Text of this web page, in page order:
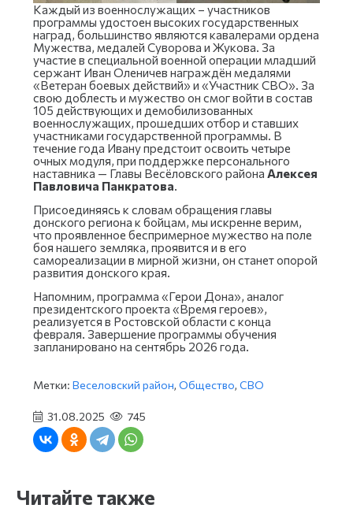
Каждый из военнослужащих – участников
программы удостоен высоких государственных
наград, большинство являются кавалерами ордена
Мужества, медалей Суворова и Жукова. За
участие в специальной военной операции младший
сержант Иван Оленичев награждён медалями
«Ветеран боевых действий» и «Участник СВО». За
свою доблесть и мужество он смог войти в состав
105 действующих и демобилизованных
военнослужащих, прошедших отбор и ставших
участниками государственной программы. В
течение года Ивану предстоит освоить четыре
очных модуля, при поддержке персонального
наставника — Главы Весёловского района Алексея
Павловича Панкратова
Присоединяясь к словам обращения главы
донского региона к бойцам, мы искренне верим,
что проявленное беспримерное мужество на поле
боя нашего земляка, проявится и в его
самореализации в мирной жизни, он станет опорой
развития донского края.
Напомним, программа «Герои Дона», аналог
президентского проекта «Время героев»,
реализуется в Ростовской области с конца
февраля. Завершение программы обучения
запланировано на сентябрь 2026 года.
Метки: Веселовский район, Общество, СВО
31.08.2025 745
Читайте также